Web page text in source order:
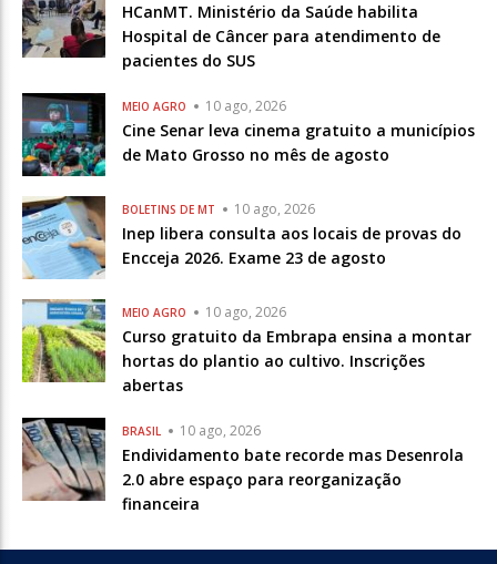
HCanMT. Ministério da Saúde habilita
Hospital de Câncer para atendimento de
pacientes do SUS
MEIO AGRO 10 ago, 2026
Cine Senar leva cinema gratuito a municípios
de Mato Grosso no mês de agosto
BOLETINS DE MT 10 ago, 2026
Inep libera consulta aos locais de provas do
Encceja 2026. Exame 23 de agosto
MEIO AGRO 10 ago, 2026
Curso gratuito da Embrapa ensina a montar
hortas do plantio ao cultivo. Inscrições
abertas
BRASIL 10 ago, 2026
Endividamento bate recorde mas Desenrola
2.0 abre espaço para reorganização
financeira